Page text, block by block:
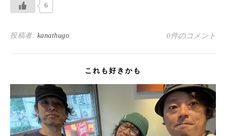
6
投稿者: kanathugo 0件のコメント
これも好きかも